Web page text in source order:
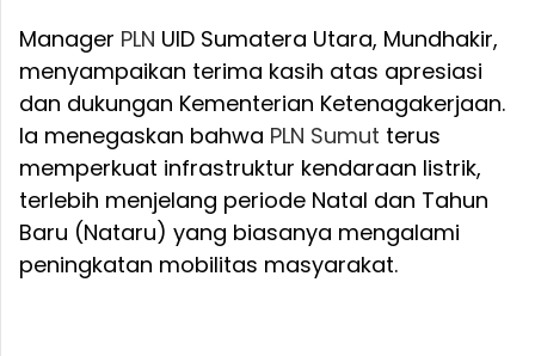
Manager PLN UID Sumatera Utara, Mundhakir,
menyampaikan terima kasih atas apresiasi
dan dukungan Kementerian Ketenagakerjaan.
Ia menegaskan bahwa PLN Sumut terus
memperkuat infrastruktur kendaraan listrik,
terlebih menjelang periode Natal dan Tahun
Baru (Nataru) yang biasanya mengalami
peningkatan mobilitas masyarakat.